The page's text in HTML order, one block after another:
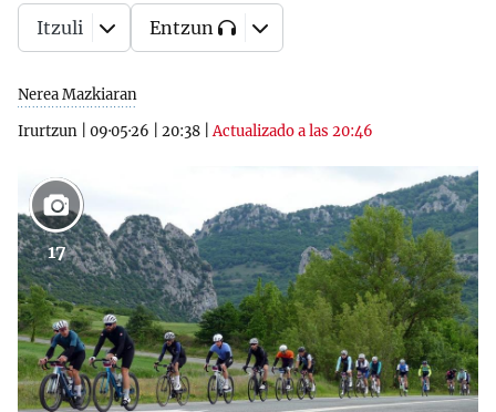
Nerea Mazkiaran
Irurtzun
09·05·26 20:38 |Actualizado a las 20:46
Itzuli Entzun
17